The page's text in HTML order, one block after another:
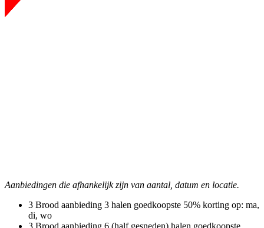
Aanbiedingen die afhankelijk zijn van aantal, datum en locatie.
3 Brood aanbieding 3 halen goedkoopste 50% korting op: ma,
di, wo
3 Brood aanbieding 6 (half gesneden) halen goedkoopste